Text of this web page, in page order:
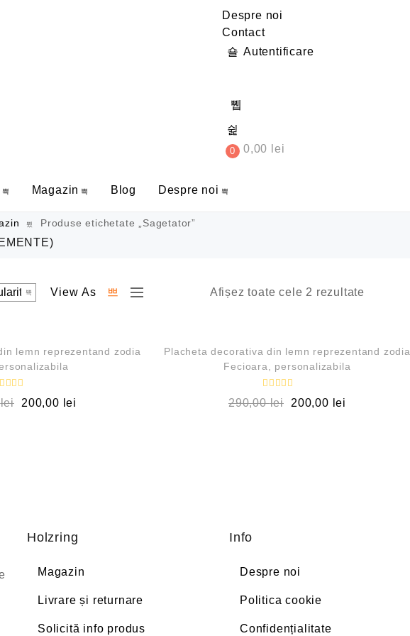
Despre noi
Contact
Autentificare
0 0,00 lei
Magazin Blog Despre noi
Produse etichetate „Sagetator”
View As Afișez toate cele 2 rezultate
lemn reprezentand zodia
lei 200,00 lei
REDUCERI!
Placheta decorativa din lemn reprezentand zodia
Fecioara, personalizabila
E
v
290,00lei 200,00 lei
Holzring
Magazin
Livrare și returnare
Solicită info produs
Info
Despre noi
Politica cookie
Confidențialitate